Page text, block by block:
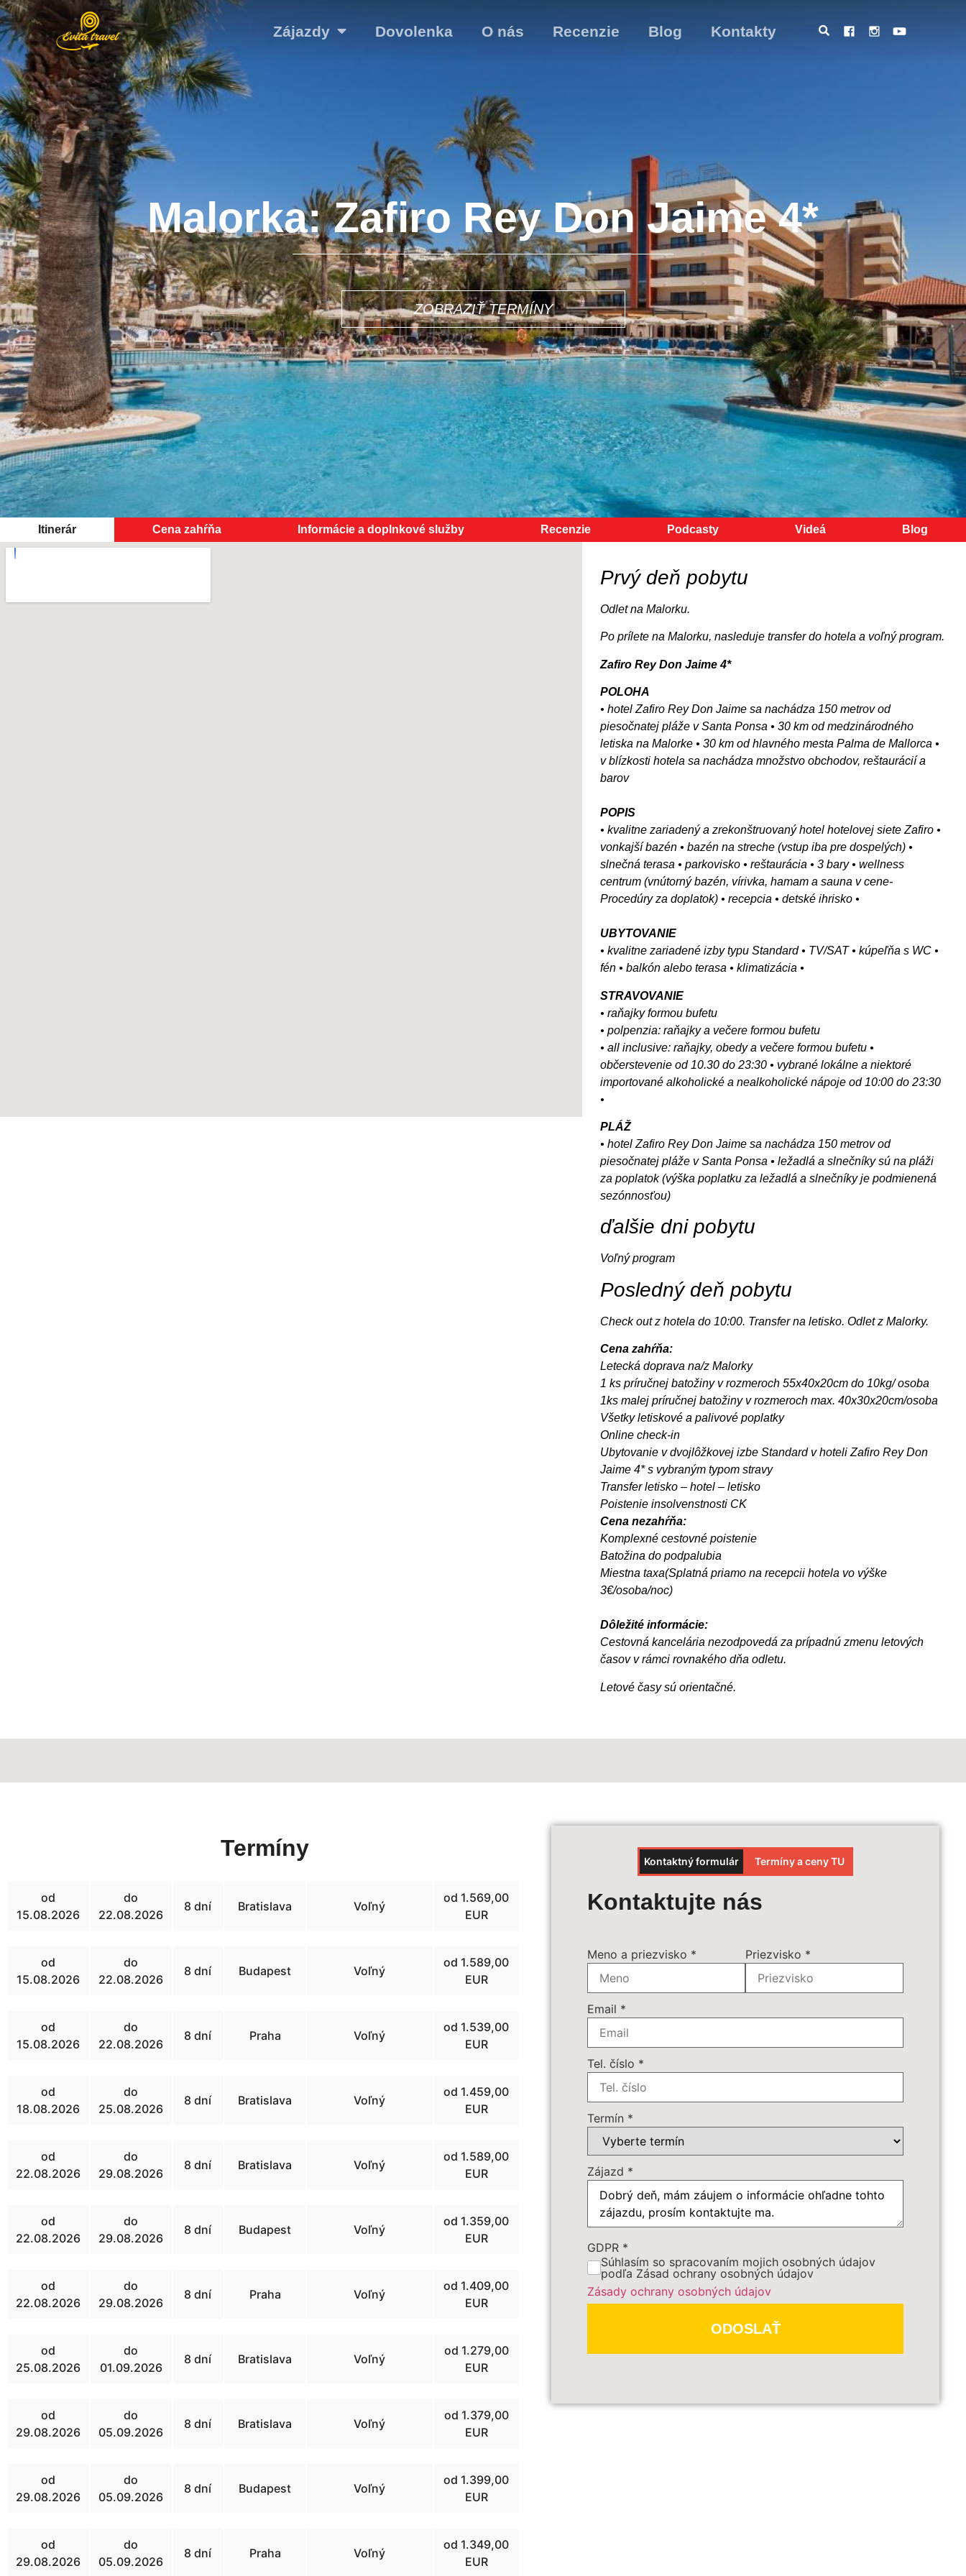
Zájazdy Dovolenka O nás Recenzie Blog Kontakty
Malorka: Zafiro Rey Don Jaime 4*
ZOBRAZIŤ TERMÍNY
Itinerár Cena zahŕňa Informácie a doplnkové služby Recenzie Podcasty Videá Blog
Prvý deň pobytu
Odlet na Malorku.
Po prílete na Malorku, nasleduje transfer do hotela a voľný program.
Zafiro Rey Don Jaime 4*
POLOHA
• hotel Zafiro Rey Don Jaime sa nachádza 150 metrov od
piesočnatej pláže v Santa Ponsa • 30 km od medzinárodného
letiska na Malorke • 30 km od hlavného mesta Palma de Mallorca •
v blízkosti hotela sa nachádza množstvo obchodov, reštaurácií a
barov
POPIS
• kvalitne zariadený a zrekonštruovaný hotel hotelovej siete Zafiro •
vonkajší bazén • bazén na streche (vstup iba pre dospelých) •
slnečná terasa • parkovisko • reštaurácia • 3 bary • wellness
centrum (vnútorný bazén, vírivka, hamam a sauna v cene-
Procedúry za doplatok) • recepcia • detské ihrisko •
UBYTOVANIE
• kvalitne zariadené izby typu Standard • TV/SAT • kúpeľňa s WC •
fén • balkón alebo terasa • klimatizácia •
STRAVOVANIE
• raňajky formou bufetu
• polpenzia: raňajky a večere formou bufetu
• all inclusive: raňajky, obedy a večere formou bufetu •
občerstevenie od 10.30 do 23:30 • vybrané lokálne a niektoré
importované alkoholické a nealkoholické nápoje od 10:00 do 23:30
•
PLÁŽ
• hotel Zafiro Rey Don Jaime sa nachádza 150 metrov od
piesočnatej pláže v Santa Ponsa • ležadlá a slnečníky sú na pláži
za poplatok (výška poplatku za ležadlá a slnečníky je podmienená
sezónnosťou)
ďalšie dni pobytu
Voľný program
Posledný deň pobytu
Check out z hotela do 10:00. Transfer na letisko. Odlet z Malorky.
Cena zahŕňa:
Letecká doprava na/z Malorky
1 ks príručnej batožiny v rozmeroch 55x40x20cm do 10kg/ osoba
1ks malej príručnej batožiny v rozmeroch max. 40x30x20cm/osoba
Všetky letiskové a palivové poplatky
Online check-in
Ubytovanie v dvojlôžkovej izbe Standard v hoteli Zafiro Rey Don
Jaime 4* s vybraným typom stravy
Transfer letisko – hotel – letisko
Poistenie insolvenstnosti CK
Cena nezahŕňa:
Komplexné cestovné poistenie
Batožina do podpalubia
Miestna taxa(Splatná priamo na recepcii hotela vo výške
3€/osoba/noc)
Dôležité informácie:
Cestovná kancelária nezodpovedá za prípadnú zmenu letových
časov v rámci rovnakého dňa odletu.
Letové časy sú orientačné.
Termíny
od
15.08.2026
do
22.08.2026
8 dní Bratislava Voľný
od 1.569,00
EUR
od
15.08.2026
do
22.08.2026
8 dní Budapest Voľný
od 1.589,00
EUR
od
15.08.2026
do
22.08.2026
8 dní Praha Voľný
od 1.539,00
EUR
od
18.08.2026
do
25.08.2026
8 dní Bratislava Voľný
od 1.459,00
EUR
od
22.08.2026
do
29.08.2026
8 dní Bratislava Voľný
od 1.589,00
EUR
od
22.08.2026
do
29.08.2026
8 dní Budapest Voľný
od 1.359,00
EUR
od
22.08.2026
do
29.08.2026
8 dní Praha Voľný
od 1.409,00
EUR
od
25.08.2026
do
01.09.2026
8 dní Bratislava Voľný
od 1.279,00
EUR
od
29.08.2026
do
05.09.2026
8 dní Bratislava Voľný
od 1.379,00
EUR
od
29.08.2026
do
05.09.2026
8 dní Budapest Voľný
od 1.399,00
EUR
od
29.08.2026
do
05.09.2026
8 dní Praha Voľný
od 1.349,00
EUR
Kontaktný formulár Termíny a ceny TU
Kontaktujte nás
Meno a priezvisko * Priezvisko *
Email *
Tel. číslo *
Termín *
Zájazd *
GDPR *
Súhlasím so spracovaním mojich osobných údajov
podľa Zásad ochrany osobných údajov
Zásady ochrany osobných údajov
ODOSLAŤ
Výpočet ceny
Povinné príplatky:*
Doplnkové služby:
89 € - Batožina do podpalubia
Počet osôb
Cena zájazdu
Dôležité: